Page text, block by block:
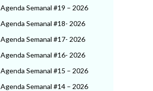
Agenda Semanal #19 – 2026
Agenda Semanal #18- 2026
Agenda Semanal #17- 2026
Agenda Semanal #16- 2026
Agenda Semanal #15 – 2026
Agenda Semanal #14 – 2026